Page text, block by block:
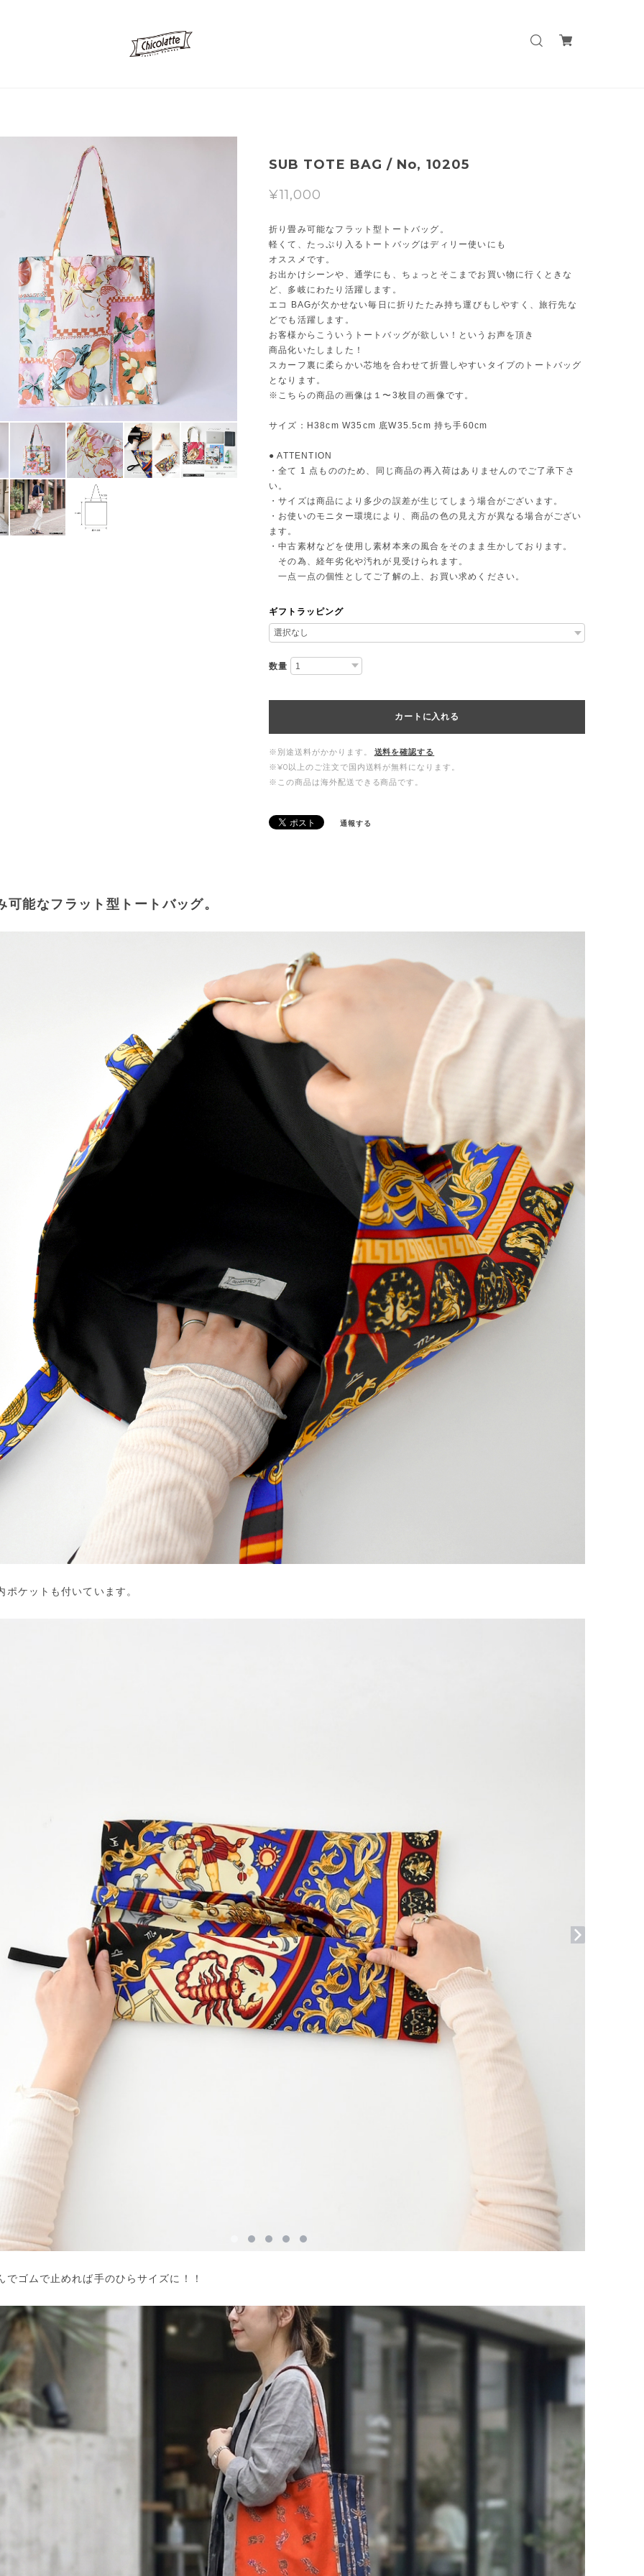
SUB TOTE BAG / No, 10205
¥11,000
折り畳み可能なフラット型トートバッグ。
軽くて、たっぷり入るトートバッグはディリー使いにも
オススメです。
お出かけシーンや、通学にも、ちょっとそこまでお買い物に行くときな
ど、多岐にわたり活躍します。
エコ BAGが欠かせない毎日に折りたたみ持ち運びもしやすく、旅行先な
どでも活躍します。
お客様からこういうトートバッグが欲しい！というお声を頂き
商品化いたしました！
スカーフ裏に柔らかい芯地を合わせて折畳しやすいタイプのトートバッグ
となります。
※こちらの商品の画像は１〜3枚目の画像です。
サイズ：H38cm W35cm 底W35.5cm 持ち手60cm
● ATTENTION
・全て 1 点もののため、同じ商品の再入荷はありませんのでご了承下さ
い。
・サイズは商品により多少の誤差が生じてしまう場合がございます。
・お使いのモニター環境により、商品の色の見え方が異なる場合がござい
ます。
・中古素材などを使用し素材本来の風合をそのまま生かしております。
その為、経年劣化や汚れが見受けられます。
一点一点の個性としてご了解の上、お買い求めください。
ギフトラッピング
数量
カートに入れる
※別途送料がかかります。
送料を確認する
※¥0以上のご注文で国内送料が無料になります。
※この商品は海外配送できる商品です。
通報する
可能なフラット型トートバッグ。
ポケットも付いています。
でゴムで止めれば手のひらサイズに！！